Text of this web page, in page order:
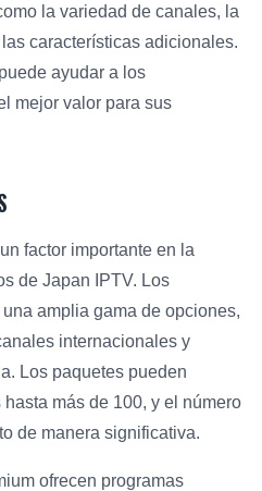
la variedad de canales, la
características adicionales.
ayudar a los
mejor valor para sus
factor importante en la
de Japan IPTV. Los
amplia gama de opciones,
internacionales y
Los paquetes pueden
más de 100, y el número
de manera significativa.
ofrecen programas